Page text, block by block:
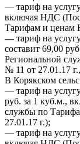
— тариф на
включая НДС
Тарифам и ценам
— тариф на
составит 69,00
Региональной
№ 11 от 27.01.17
В Корякском
— тариф на
руб. за 1 куб.м.,
службы по
27.01.17 г.);
— тариф на